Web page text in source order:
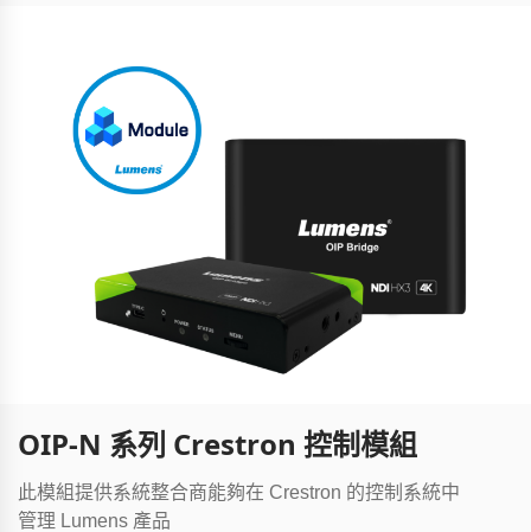
OIP-N 系列 Crestron 控制模組
此模組提供系統整合商能夠在 Crestron 的控制系統中
管理 Lumens 產品